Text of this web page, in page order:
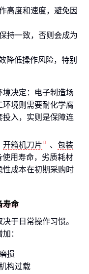
高度和速度，避免因
持一致，否则会成为
降低操作风险，特别
境决定：电子制造场
环境则需要耐化学腐
入，实则是保障连
开箱机刀片 、 包装
用寿命，劣质耗材
性成本在初期采购时
寿命
于日常操作习惯。
：
损
构过载